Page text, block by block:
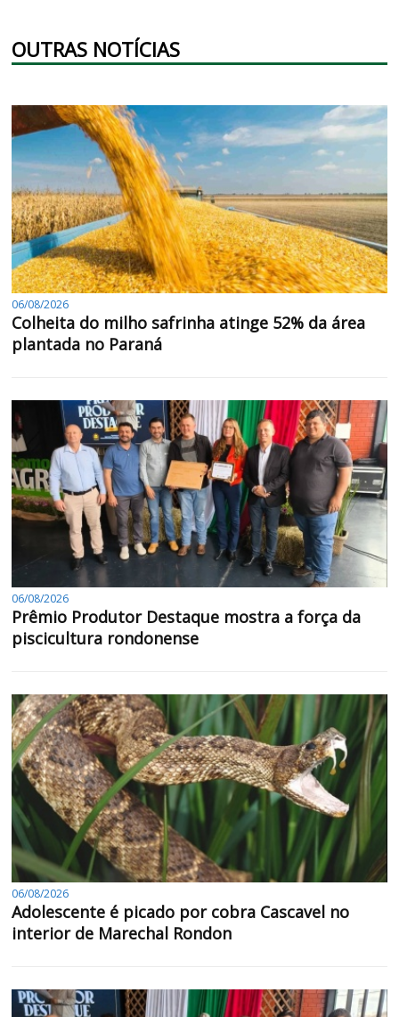
OUTRAS NOTÍCIAS
06/08/2026
Colheita do milho safrinha atinge 52% da área
plantada no Paraná
06/08/2026
Prêmio Produtor Destaque mostra a força da
piscicultura rondonense
06/08/2026
Adolescente é picado por cobra Cascavel no
interior de Marechal Rondon